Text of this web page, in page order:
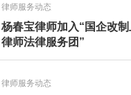
律师服务动态
杨春宝律师加入“国企改
律师法律服务团”
律师服务动态